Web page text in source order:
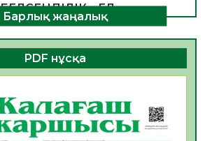
– ЕЛ
49 0
– БОЛАШАҚҚА
ТАҢДАУ
ауруларға қарсы иммундау
Барлық жаңалық
PDF нұсқа